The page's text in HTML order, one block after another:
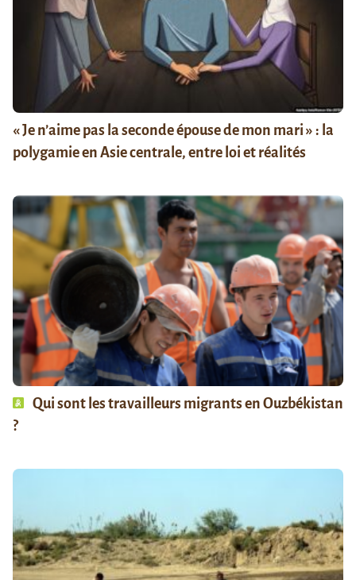
« Je n’aime pas la seconde épouse de mon mari » : la
polygamie en Asie centrale, entre loi et réalités
Qui sont les travailleurs migrants en Ouzbékistan
?